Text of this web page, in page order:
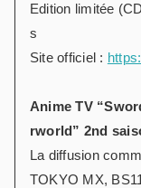
Edition limitée
s
Site officiel :
Anime TV
rworld” 2nd
La diffusion
TOKYO MX,